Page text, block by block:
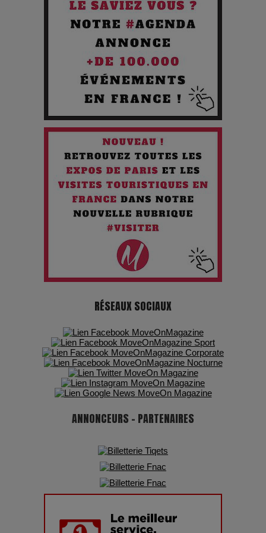
Cibles des Hackers
Les 3 meilleures destinations pour des vacances sportives
Quand l'Opéra Rencontre l'IA : Lola Volonakis, l'Artiste du
Paradoxe qui Chante le Futur
Chien 51 - Quand l’IA prend le pouvoir : une plongée dans un
futur troublant
Maïra Kerey, la “voix d’or du Kazakhstan”, célèbre ses 30
ans de carrière à la Salle Gaveau
Les dessous de la fast fashion : un désastre écologique en
Pharaonic Festival 2025 : 10 ans d’électro sous les
montagnes, une fête à ne pas manquer
RÉSEAUX SOCIAUX
ANNONCEURS - PARTENAIRES